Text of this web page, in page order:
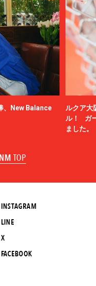
、New Balance
ルクア大
ル！ ガ
ました。
TOP
INSTAGRAM
LINE
X
FACEBOOK